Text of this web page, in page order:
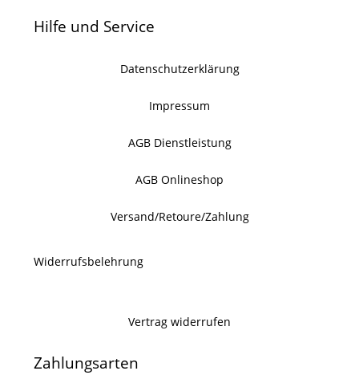
Hilfe und Service
Datenschutzerklärung
Impressum
AGB Dienstleistung
AGB Onlineshop
Versand/Retoure/Zahlung
Widerrufsbelehrung
Vertrag widerrufen
Zahlungsarten